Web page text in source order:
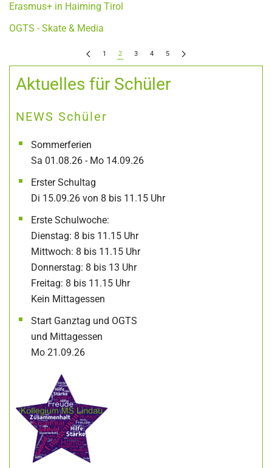
Erasmus+ in Haiming Tirol
OGTS - Skate & Media
1 2 3 4 5
Aktuelles für Schüler
NEWS Schüler
Sommerferien
Sa 01.08.26 - Mo 14.09.26
Erster Schultag
Di 15.09.26 von 8 bis 11.15 Uhr
Erste Schulwoche:
Dienstag: 8 bis 11.15 Uhr
Mittwoch: 8 bis 11.15 Uhr
Donnerstag: 8 bis 13 Uhr
Freitag: 8 bis 11.15 Uhr
Kein Mittagessen
Start Ganztag und OGTS
und Mittagessen
Mo 21.09.26